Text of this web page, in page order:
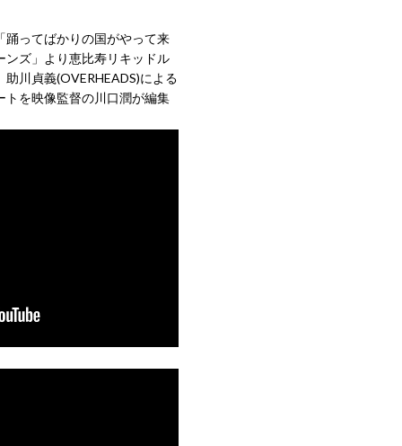
踊ってばかりの国がやって来
ンズ」より恵比寿リキッドル
川貞義(OVERHEADS)による
トを映像監督の川口潤が編集